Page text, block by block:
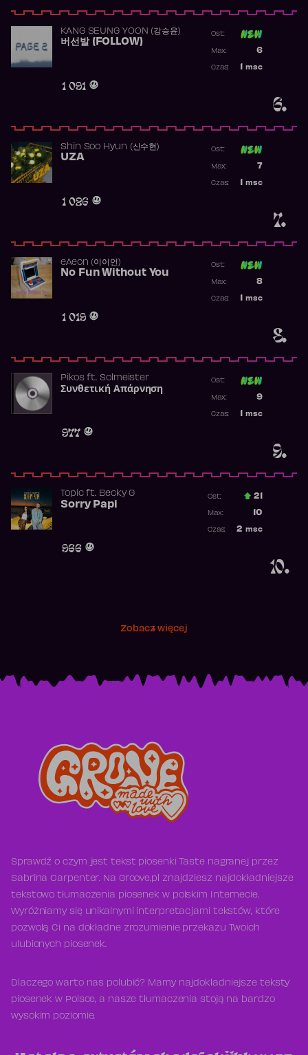
6.
KANG SEUNG YOON (강승윤)
버선발 (FOLLOW)
1 091
Ost:
6
Max:
msc
Czas:
7.
Shin Soo Hyun (신수현)
UZA
1 026
Ost:
7
Max:
msc
Czas:
8.
​eAeon (이이언)
No Fun Without You
1 019
Ost:
8
Max:
msc
Czas:
9.
Pikosft. Solmeister
Συνθετική Απάρνηση
977
Ost:
9
Max:
msc
Czas:
10.
Topicft. Becky G
Sorry Papi
966
Ost.: 21
10
Max:
2 msc
Czas:
Zobacz więcej
Sprawdź o czym jest tekst piosenki Taste nagranej przez
Sabrina Carpenter. Na Groove.pl znajdziesz najdokładniejsze
tekstowo tłumaczenia piosenek w polskim Internecie.
Wyróżniamy się unikalnymi interpretacjami tekstów, które
pozwolą Ci na dokładne zrozumienie przekazu Twoich
ulubionych piosenek.
Dlaczego warto nas polubić? Mamy najdokładniejsze teksty
piosenek w Polsce, a nasze tłumaczenia stoją na bardzo
wysokim poziomie.